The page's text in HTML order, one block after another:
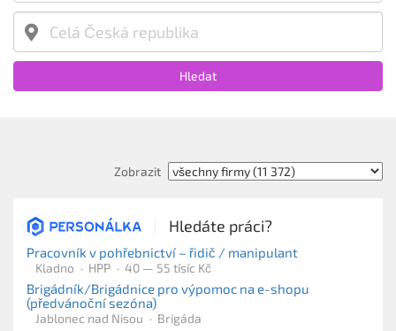
Hledat
Zobrazit
Hledáte práci?
Pracovník v pohřebnictví – řidič / manipulant
Kladno HPP 40 — 55 tísíc Kč
Brigádník/Brigádnice pro výpomoc na e-shopu
(předvánoční sezóna)
Jablonec nad Nisou Brigáda